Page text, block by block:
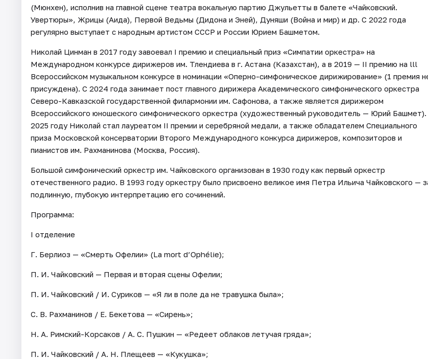
(Мюнхен), исполнив на главной сцене театра вокальную партию Джульетты в балете «Чайковский.
Увертюры», Жрицы (Аида), Первой Ведьмы (Дидона и Эней), Дуняши (Война и мир) и др. С 2022 года
регулярно выступает с народным артистом СССР и России Юрием Башметом.
Николай Цинман в 2017 году завоевал I премию и специальный приз «Симпатии оркестра» на
Международном конкурсе дирижеров им. Тлендиева в г. Астана (Казахстан), а в 2019 — II премию на lll
Всероссийском музыкальном конкурсе в номинации «Оперно-симфоническое дирижирование» (1 премия
присуждена). С 2024 года занимает пост главного дирижера Академического симфонического оркестра
Северо-Кавказской государственной филармонии им. Сафонова, а также является дирижером
Всероссийского юношеского симфонического оркестра (художественный руководитель — Юрий Башмет).
2025 году Николай стал лауреатом II премии и серебряной медали, а также обладателем Специального
приза Московской консерватории Второго Международного конкурса дирижеров, композиторов и
пианистов им. Рахманинова (Москва, Россия).
Большой симфонический оркестр им. Чайковского организован в 1930 году как первый оркестр
отечественного радио. В 1993 году оркестру было присвоено великое имя Петра Ильича Чайковского —
подлинную, глубокую интерпретацию его сочинений.
Программа:
I отделение
Г. Берлиоз — «Смерть Офелии» (La mort d’Ophélie);
П. И. Чайковский — Первая и вторая сцены Офелии;
П. И. Чайковский / И. Суриков — «Я ли в поле да не травушка была»;
С. В. Рахманинов / Е. Бекетова — «Сирень»;
Н. А. Римский-Корсаков / А. С. Пушкин — «Редеет облаков летучая гряда»;
П. И. Чайковский / А. Н. Плещеев — «Кукушка»;